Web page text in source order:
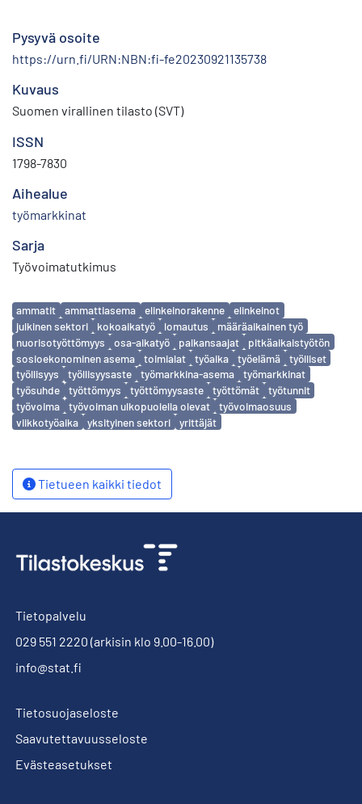
Pysyvä osoite
https://urn.fi/URN:NBN:fi-fe20230921135738
Kuvaus
Suomen virallinen tilasto (SVT)
ISSN
1798-7830
Aihealue
työmarkkinat
Sarja
Työvoimatutkimus
Avainsanat
ammatit ammattiasema elinkeinorakenne
elinkeinot
julkinen sektori
kokoaikatyö lomautus
määräaikainen työ
nuorisotyöttömyys
osa-aikatyö palkansaajat
pitkäaikaistyötön
sosioekonominen asema
toimialat työaika työelämä
työlliset
työllisyys
työllisyysaste työmarkkina-asema
työmarkkinat
työsuhde
työttömyys työttömyysaste työttömät
työtunnit
työvoima
työvoiman ulkopuolella olevat
työvoimaosuus
viikkotyöaika
yksityinen sektori yrittäjät
Tietueen kaikki tiedot
Tietopalvelu
029 551 2220 (arkisin klo 9.00-16.00)
info@stat.fi
Tietosuojaseloste
Saavutettavuusseloste
Evästeasetukset